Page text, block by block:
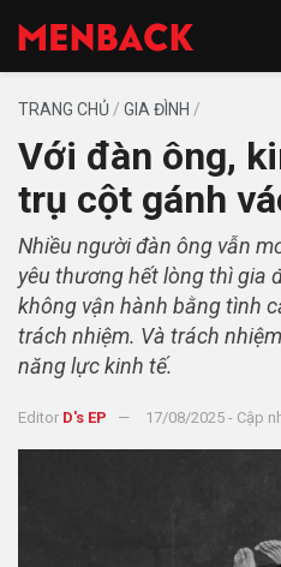
TRANG CHỦ / GIA ĐÌNH /
Với đàn ông,
trụ cột gánh
Nhiều người đàn ông vẫn
yêu thương hết lòng thì gia
không vận hành bằng tình
trách nhiệm. Và trách
năng lực kinh tế.
Editor D's EP 17/08/2025 - Cập